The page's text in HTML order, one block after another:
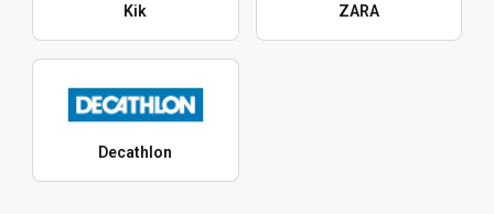
Kik ZARA
Decathlon